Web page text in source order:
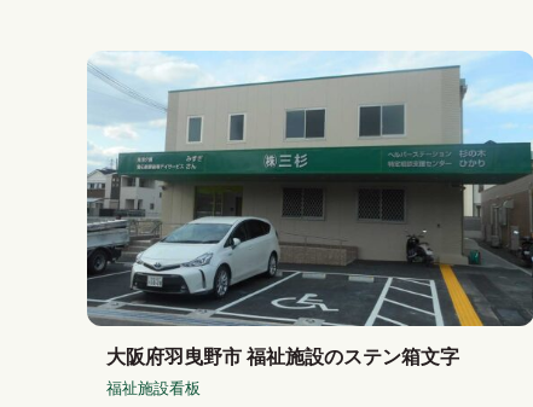
大阪府羽曳野市 福祉施設のステン箱文字
福祉施設看板